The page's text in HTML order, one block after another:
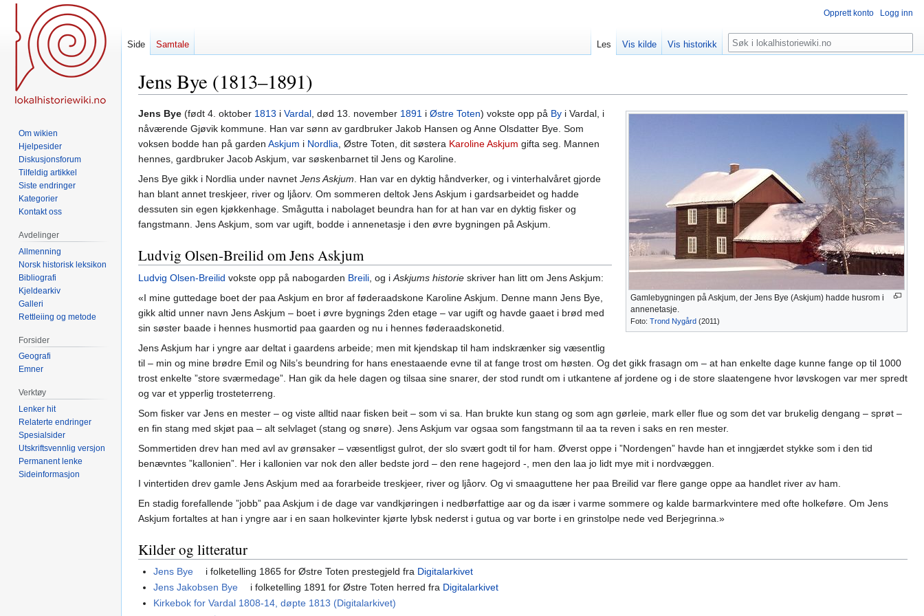
Jens Bye (1813–1891)
Hopp
til
navigering
Hopp
til
søk
Gamlebygningen på Askjum, der Jens Bye (Askjum) hadde husrom i
annenetasje.
Foto: Trond Nygård (2011)
Jens Bye (født 4. oktober 1813 i Vardal, død 13. november 1891 i Østre Toten) vokste opp på By i Vardal, i
nåværende Gjøvik kommune. Han var sønn av gardbruker Jakob Hansen og Anne Olsdatter Bye. Som
voksen bodde han på garden Askjum i Nordlia, Østre Toten, dit søstera Karoline Askjum gifta seg. Mannen
hennes, gardbruker Jacob Askjum, var søskenbarnet til Jens og Karoline.
Jens Bye gikk i Nordlia under navnet Jens Askjum. Han var en dyktig håndverker, og i vinterhalvåret gjorde
han blant annet treskjeer, river og ljåorv. Om sommeren deltok Jens Askjum i gardsarbeidet og hadde
dessuten sin egen kjøkkenhage. Smågutta i nabolaget beundra han for at han var en dyktig fisker og
fangstmann. Jens Askjum, som var ugift, bodde i annenetasje i den øvre bygningen på Askjum.
Ludvig Olsen-Breilid om Jens Askjum
Ludvig Olsen-Breilid vokste opp på nabogarden Breili, og iAskjums historie skriver han litt om Jens Askjum:
«I mine guttedage boet der paa Askjum en bror af føderaadskone Karoline Askjum. Denne mann Jens Bye,
gikk altid unner navn Jens Askjum – boet i øvre bygnings 2den etage – var ugift og havde gaaet i brød med
sin søster baade i hennes husmortid paa gaarden og nu i hennes føderaadskonetid.
Jens Askjum har i yngre aar deltat i gaardens arbeide; men mit kjendskap til ham indskrænker sig væsentlig
til – min og mine brødre Emil og Nils’s beundring for hans enestaaende evne til at fange trost om høsten. Og det gikk frasagn om – at han enkelte dage kunne fange op til 1000
trost enkelte ”store sværmedage”. Han gik da hele dagen og tilsaa sine snarer, der stod rundt om i utkantene af jordene og i de store slaatengene hvor løvskogen var mer spredt
og var et ypperlig trosteterreng.
Som fisker var Jens en mester – og viste alltid naar fisken beit – som vi sa. Han brukte kun stang og som agn gørleie, mark eller flue og som det var brukelig dengang – sprøt –
en fin stang med skjøt paa – alt selvlaget (stang og snøre). Jens Askjum var ogsaa som fangstmann til aa ta reven i saks en ren mester.
Sommertiden drev han med avl av grønsaker – væsentligst gulrot, der slo svært godt til for ham. Øverst oppe i ”Nordengen” havde han et inngjærdet stykke som i den tid
benævntes ”kallonien”. Her i kallonien var nok den aller bedste jord – den rene hagejord -, men den laa jo lidt mye mit i nordvæggen.
I vintertiden drev gamle Jens Askjum med aa forarbeide treskjeer, river og ljåorv. Og vi smaaguttene her paa Breilid var flere gange oppe aa handlet river av ham.
En stadig forefallende ”jobb” paa Askjum i de dage var vandkjøringen i nedbørfattige aar og da især i varme sommere og kalde barmarkvintere med ofte holkeføre. Om Jens
Askjum fortaltes at han i yngre aar i en saan holkevinter kjørte lybsk nederst i gutua og var borte i en grinstolpe nede ved Berjegrinna.»
Kilder og litteratur
Jens Bye i folketelling 1865 for Østre Toten prestegjeld fra Digitalarkivet
Jens Jakobsen Bye
i folketelling 1891 for Østre Toten herred fra Digitalarkivet
Kirkebok for Vardal 1808-14, døpte 1813 (Digitalarkivet)
Opprett konto Logg inn
Side Samtale Les Vis kilde Vis historikk Søk
Om wikien
Hjelpesider
Diskusjonsforum
Tilfeldig artikkel
Siste endringer
Kategorier
Kontakt oss
Avdelinger
Allmenning
Norsk historisk leksikon
Bibliografi
Kjeldearkiv
Galleri
Rettleiing og metode
Forsider
Geografi
Emner
Verktøy
Lenker hit
Relaterte endringer
Spesialsider
Utskriftsvennlig versjon
Permanent lenke
Sideinformasjon